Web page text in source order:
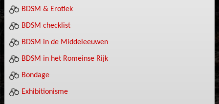
BDSM & Erotiek
BDSM checklist
BDSM in de Middeleeuwen
BDSM in het Romeinse Rijk
Bondage
Exhibitionisme